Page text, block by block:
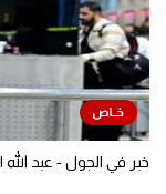
خبر في الجول - عبد